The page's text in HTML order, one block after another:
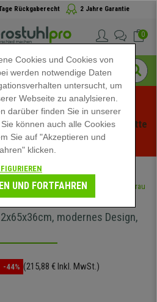
Rückgaberecht 2 Jahre Garantie
0
buerstuhlpro! Exklusive Rabatte
- Aktion ansehen -
modernes Design,
-44% (215,88 € Inkl. MwSt.)
Cookies und Cookies von
werden notwendige Daten
untersucht, um
Webseite zu analylsieren.
darüber finden Sie in unserer
. Sie können auch alle Cookies
Sie auf "Akzeptieren und
klicken.
UND FORTFAHREN